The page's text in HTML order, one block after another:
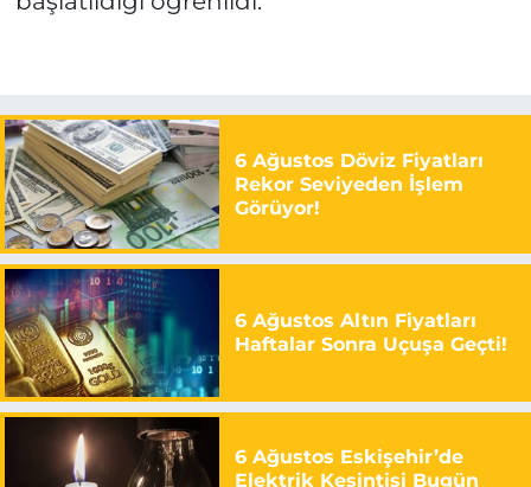
6 Ağustos Döviz Fiyatları
Rekor Seviyeden İşlem
Görüyor!
6 Ağustos Altın Fiyatları
Haftalar Sonra Uçuşa Geçti!
6 Ağustos Eskişehir’de
Elektrik Kesintisi Bugün